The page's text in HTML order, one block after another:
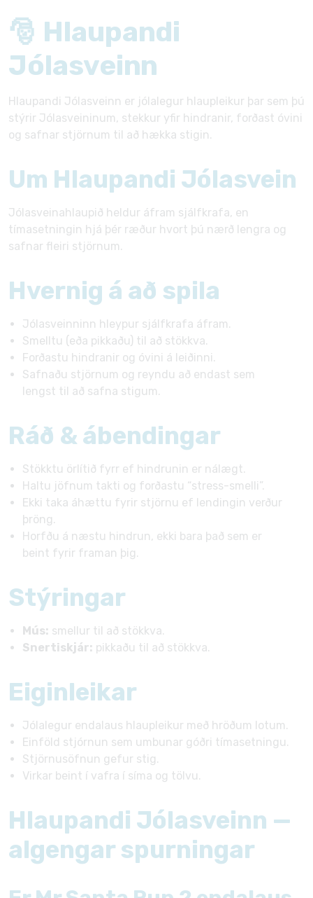
🎅 Hlaupandi
Jólasveinn
Hlaupandi Jólasveinn er jólalegur hlaupleikur þar sem þú
stýrir Jólasveininum, stekkur yfir hindranir, forðast óvini
og safnar stjörnum til að hækka stigin.
Um Hlaupandi Jólasvein
Jólasveinahlaupið heldur áfram sjálfkrafa, en
tímasetningin hjá þér ræður hvort þú nærð lengra og
safnar fleiri stjörnum.
Hvernig á að spila
Jólasveinninn hleypur sjálfkrafa áfram.
Smelltu (eða pikkaðu) til að stökkva.
Forðastu hindranir og óvini á leiðinni.
Safnaðu stjörnum og reyndu að endast sem
lengst til að safna stigum.
Ráð & ábendingar
Stökktu örlítið fyrr ef hindrunin er nálægt.
Haltu jöfnum takti og forðastu “stress-smelli”.
Ekki taka áhættu fyrir stjörnu ef lendingin verður
þröng.
Horfðu á næstu hindrun, ekki bara það sem er
beint fyrir framan þig.
Stýringar
Mús: smellur til að stökkva.
Snertiskjár: pikkaðu til að stökkva.
Eiginleikar
Jólalegur endalaus hlaupleikur með hröðum lotum.
Einföld stjórnun sem umbunar góðri tímasetningu.
Stjörnusöfnun gefur stig.
Virkar beint í vafra í síma og tölvu.
Hlaupandi Jólasveinn —
algengar spurningar